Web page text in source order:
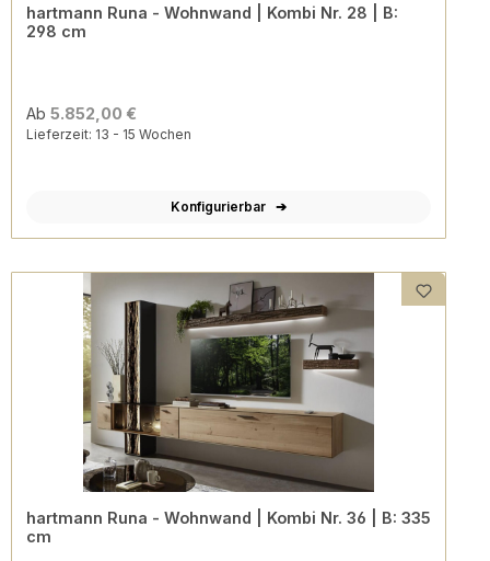
hartmann Runa - Wohnwand | Kombi Nr. 28 | B:
298 cm
Ab 5.852,00 €
Lieferzeit: 13 - 15 Wochen
Konfigurierbar
hartmann Runa - Wohnwand | Kombi Nr. 36 | B: 335
cm